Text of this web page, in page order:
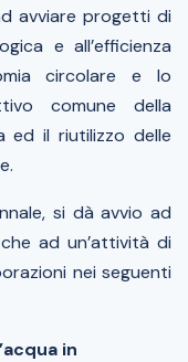
avviare progetti di
e all’efficienza
circolare e lo
comune della
ed il riutilizzo delle
si dà avvio ad
ad un’attività di
nei seguenti
in